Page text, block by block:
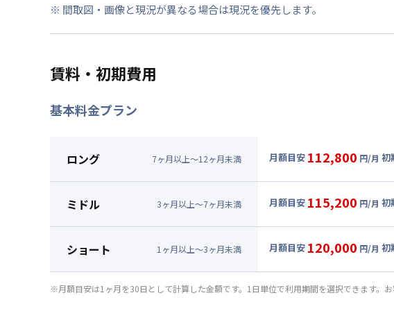
※ 間取図・画像と現況が異なる場合は現況を優先します。
賃料・初期費用
基本料金プラン
ロング 7ヶ月以上～12ヶ月未満 月額目安 112,800 円/月 初
79,800円/月 (2,660
光熱費他 : 30,000円/月
清掃料他 : 32,000円/回 (
初期費用
事務手数料・契約手数料 :
ミドル 3ヶ月以上～7ヶ月未満 月額目安 115,200 円/月 初
82,200円/月 (2,740
光熱費他 : 30,000円/月
清掃料他 : 26,000円/回 (
ショート 1 ヶ月以上～3ヶ月未満 月額目安 120,000 円/月 初
月額賃料目安(30日利用)
※月額目安は1ヶ月を30日として計算した金額です。1日単位で利用期間を選択できます。